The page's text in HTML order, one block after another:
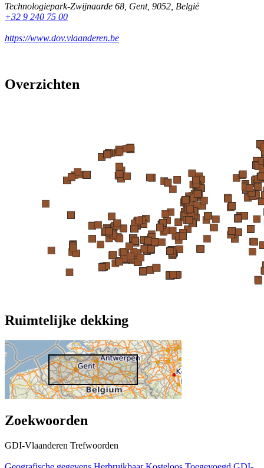
Technologiepark-Zwijnaarde 68 Gent, 9052 België
+32 9 240 75 00
https://www.dov.vlaanderen.be
Overzichten
Ruimtelijke dekking
Zoekwoorden
GDI-Vlaanderen Trefwoorden